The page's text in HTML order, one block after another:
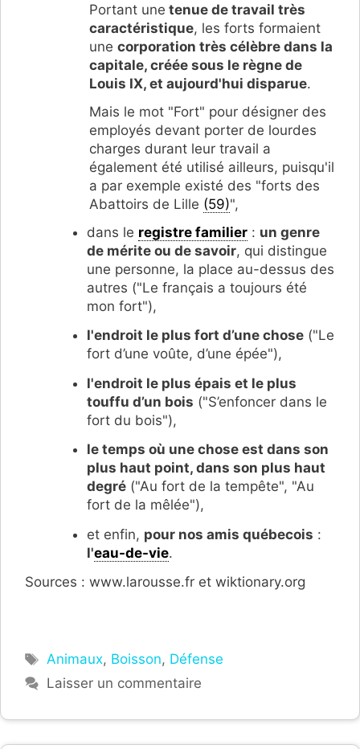
Portant une tenue de travail très
caractéristique, les forts formaient
une corporation très célèbre dans la
capitale, créée sous le règne de
Louis IX, et aujourd'hui disparue.
Mais le mot "Fort" pour désigner des
employés devant porter de lourdes
charges durant leur travail a
également été utilisé ailleurs, puisqu'il
a par exemple existé des "forts des
Abattoirs de Lille (59)",
dans le registre familier: un genre
de mérite ou de savoir, qui distingue
une personne, la place au-dessus des
autres ("Le français a toujours été
mon fort"),
l'endroit le plus fort d’une chose("Le
fort d’une voûte, d’une épée"),
l'endroit le plus épais et le plus
touffu d’un bois ("S’enfoncer dans le
fort du bois"),
le temps où une chose est dans son
plus haut point, dans son plus haut
degré("Au fort de la tempête", "Au
fort de la mêlée"),
et enfin, pour nos amis québecois :
l'eau-de-vie.
Sources : www.larousse.fr et wiktionary.org
Étiquettes
Animaux, Boisson, Défense
Laisser un commentaire